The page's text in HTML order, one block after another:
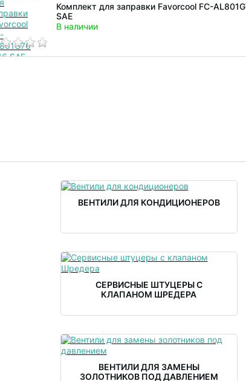
Комплект для заправки Favorcool FC-
SAE
В наличии
ВЕНТИЛИ ДЛЯ КОНДИЦИОНЕРОВ
СЕРВИСНЫЕ ШТУЦЕРЫ С
КЛАПАНОМ ШРЕДЕРА
ВЕНТИЛИ ДЛЯ ЗАМЕНЫ
ЗОЛОТНИКОВ ПОД ДАВЛЕНИЕМ